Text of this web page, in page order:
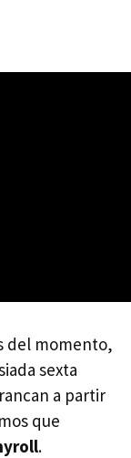
del momento,
sexta
a partir
que
.